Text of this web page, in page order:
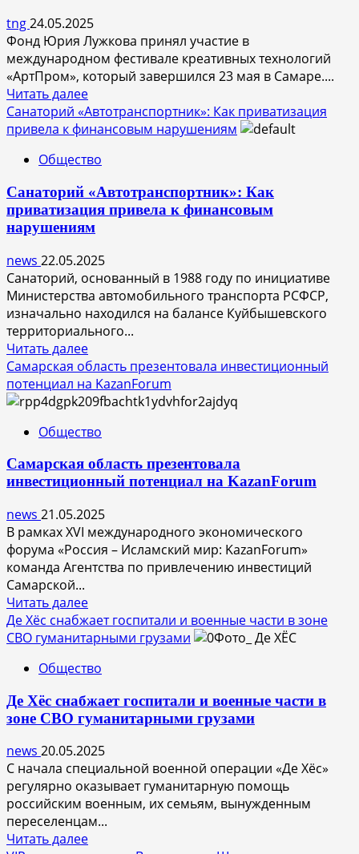
требует
закрыть
добычу
из-
за
нарушений
в
заповедной
зоне
tng24.05.2025
Фонд Юрия Лужкова принял участие в
международном фестивале креативных технологий
«АртПром», который завершился 23 мая в Самаре....
Читать далееПрочитать
больше
о
«АртПром»:
Юрия
Лужкова
вдохновляет
новое
поколение
инженеров
и
ученых
Санаторий «Автотранспортник»: Как приватизация
привела к финансовым нарушениям
Общество
Санаторий «Автотранспортник»: Как
приватизация привела к финансовым
нарушениям
news 22.05.2025
Санаторий, основанный в 1988 году по инициативе
Министерства автомобильного транспорта РСФСР,
изначально находился на балансе Куйбышевского
территориального...
Читать далееПрочитать
больше
о
Санаторий
Как
привела
к
финансовым
нарушениям
Самарская область презентовала инвестиционный
потенциал на KazanForum
Общество
Самарская область презентовала
инвестиционный потенциал на KazanForum
news 21.05.2025
В рамках XVI международного экономического
форума «Россия – Исламский мир: KazanForum»
команда Агентства по привлечению инвестиций
Самарской...
Читать далееПрочитать
больше
о
область
инвестиционный
потенциал
на
KazanForum
Де Хёс снабжает госпитали и военные части в зоне
СВО гуманитарными грузами
Общество
Де Хёс снабжает госпитали и военные части в
зоне СВО гуманитарными грузами
news 20.05.2025
С начала специальной военной операции «Де Хёс»
регулярно оказывает гуманитарную помощь
российским военным, их семьям, вынужденным
переселенцам...
Читать далееПрочитать